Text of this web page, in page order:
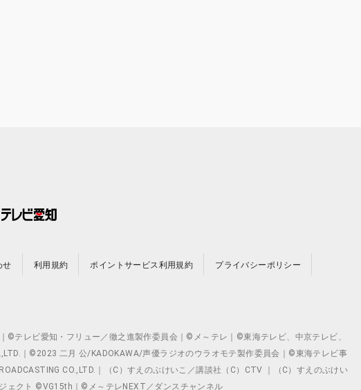
せ 利用規約 ポイントサービス利用規約 プライバシーポリシー
テレビ愛知・フリュー／徹之進製作委員会｜©メ～テレ｜©東海テレビ、中京テレビ、
｜©2023 二月 公/KADOKAWA/声優ラジオのウラオモテ製作委員会｜©東海テレビ事
CO.,LTD.｜（C）すえのぶけいこ／講談社（C）CTV ｜（C）すえのぶけい
ェクト ©VG15th｜©メ～テレNEXT／ダンスチャンネル